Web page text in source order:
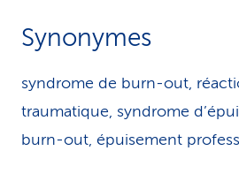
Synonymes
syndrome de burn-out,
traumatique, syndrome
burn-out, épuisement